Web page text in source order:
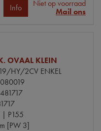
Info
Niet op voorraad
Mail ons
OVAAL KLEIN
HY/2CV ENKEL
481717
| P155
[PW 3]